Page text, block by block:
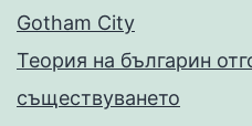
Gotham City
Теория на българин
съществуването